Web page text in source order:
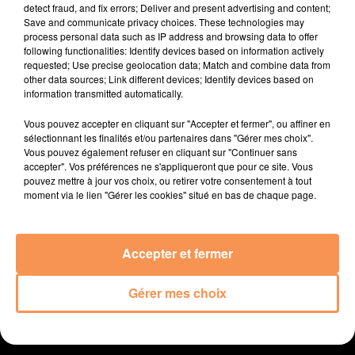
BRUNO MARS
On My Soul
BOB MARLEY
Could You Be Loved
OFENBACH
Four To The Floor
RADIO ACTUALITÉS EMPLOI JEUX
detect fraud, and fix errors; Deliver and present advertising and content;
Save and communicate privacy choices. These technologies may
process personal data such as IP address and browsing data to offer
following functionalities: Identify devices based on information actively
requested; Use precise geolocation data; Match and combine data from
other data sources; Link different devices; Identify devices based on
information transmitted automatically.
Vous pouvez accepter en cliquant sur "Accepter et fermer", ou affiner en
sélectionnant les finalités et/ou partenaires dans "Gérer mes choix".
Vous pouvez également refuser en cliquant sur "Continuer sans
accepter". Vos préférences ne s'appliqueront que pour ce site. Vous
pouvez mettre à jour vos choix, ou retirer votre consentement à tout
moment via le lien "Gérer les cookies" situé en bas de chaque page.
Gérer mes choix
Accepter et fermer